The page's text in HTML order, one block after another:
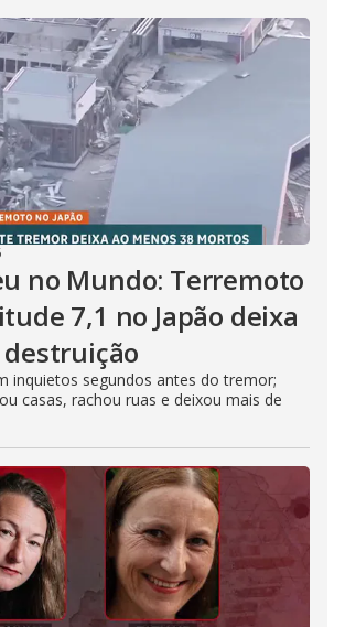
no Mundo: Terremoto
7,1 no Japão deixa
inquietos segundos antes do tremor;
casas, rachou ruas e deixou mais de